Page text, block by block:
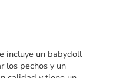
incluye un babydoll
los pechos y un